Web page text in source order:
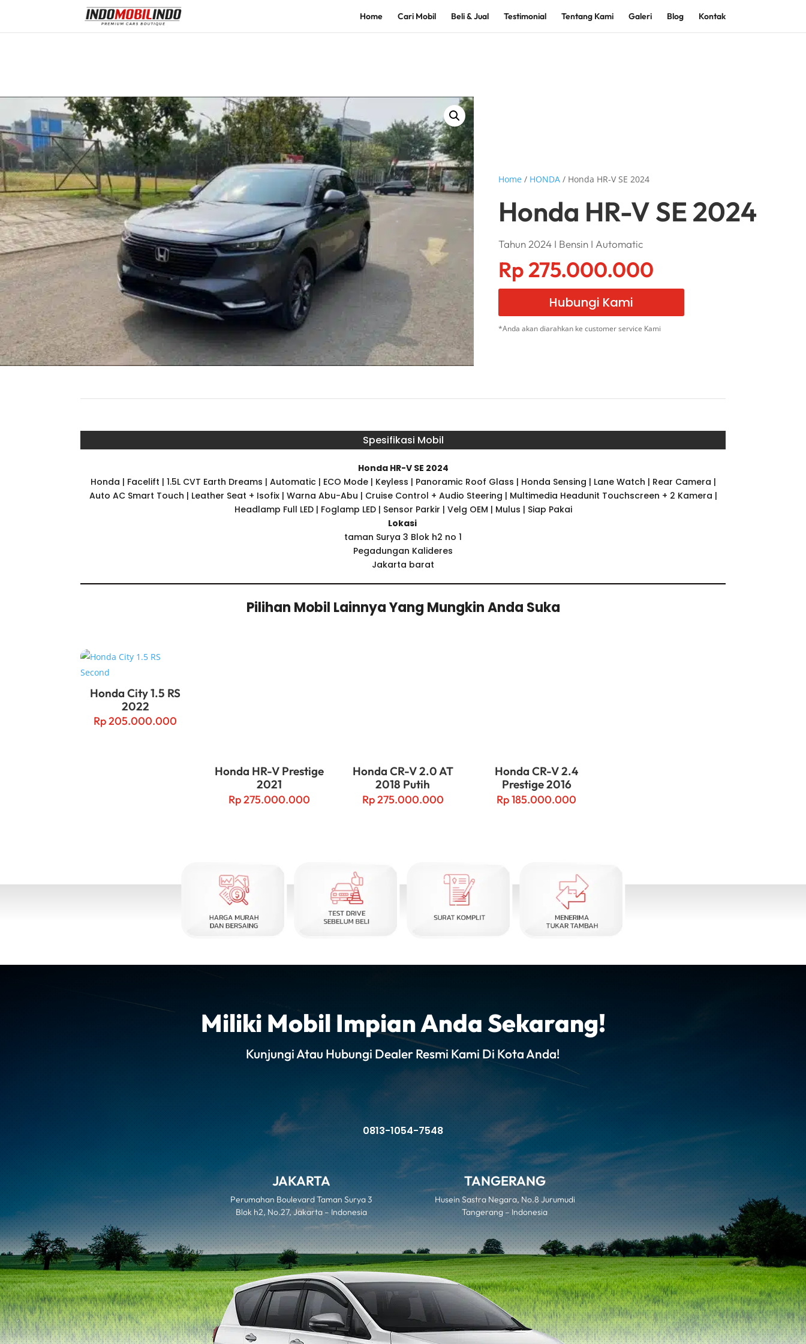
Home Cari Mobil Beli & Jual Testimonial Tentang Kami Galeri Blog Kontak
Home/ HONDA/ Honda HR-V SE 2024
Honda HR-V SE 2024
Tahun 2024 I Bensin I Automatic
Rp 275.000.000
Hubungi Kami
*Anda akan diarahkan ke customer service Kami
Spesifikasi Mobil
Honda HR-V SE 2024
Honda | Facelift | 1.5L CVT Earth Dreams | Automatic | ECO Mode | Keyless | Panoramic Roof Glass | Honda Sensing | Lane Watch | Rear Camera |
Auto AC Smart Touch | Leather Seat + Isofix | Warna Abu-Abu | Cruise Control + Audio Steering | Multimedia Headunit Touchscreen + 2 Kamera |
Headlamp Full LED | Foglamp LED | Sensor Parkir | Velg OEM | Mulus | Siap Pakai
Lokasi
taman Surya 3 Blok h2 no 1
Pegadungan Kalideres
Jakarta barat
Pilihan Mobil Lainnya Yang Mungkin Anda Suka
Honda City 1.5 RS
2022
Rp205.000.000
Honda HR-V Prestige
2021
Rp275.000.000
Honda CR-V 2.0 AT
2018 Putih
Rp275.000.000
Honda CR-V 2.4
Prestige 2016
Rp185.000.000
Miliki Mobil Impian Anda Sekarang!
Kunjungi Atau Hubungi Dealer Resmi Kami Di Kota Anda!
0813-1054-7548
JAKARTA
Perumahan Boulevard Taman Surya 3
Blok h2, No.27, Jakarta – Indonesia
TANGERANG
Husein Sastra Negara, No.8 Jurumudi
Tangerang – Indonesia